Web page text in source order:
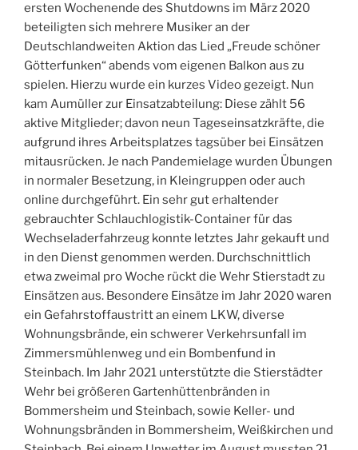
ersten Wochenende des Shutdowns im März 2020
beteiligten sich mehrere Musiker an der
Deutschlandweiten Aktion das Lied „Freude schöner
Götterfunken“ abends vom eigenen Balkon aus zu
spielen. Hierzu wurde ein kurzes Video gezeigt. Nun
kam Aumüller zur Einsatzabteilung: Diese zählt 56
aktive Mitglieder; davon neun Tageseinsatzkräfte, die
aufgrund ihres Arbeitsplatzes tagsüber bei Einsätzen
mitausrücken. Je nach Pandemielage wurden Übungen
in normaler Besetzung, in Kleingruppen oder auch
online durchgeführt. Ein sehr gut erhaltender
gebrauchter Schlauchlogistik-Container für das
Wechseladerfahrzeug konnte letztes Jahr gekauft und
in den Dienst genommen werden. Durchschnittlich
etwa zweimal pro Woche rückt die Wehr Stierstadt zu
Einsätzen aus. Besondere Einsätze im Jahr 2020 waren
ein Gefahrstoffaustritt an einem LKW, diverse
Wohnungsbrände, ein schwerer Verkehrsunfall im
Zimmersmühlenweg und ein Bombenfund in
Steinbach. Im Jahr 2021 unterstützte die Stierstädter
Wehr bei größeren Gartenhüttenbränden in
Bommersheim und Steinbach, sowie Keller- und
Wohnungsbränden in Bommersheim, Weißkirchen und